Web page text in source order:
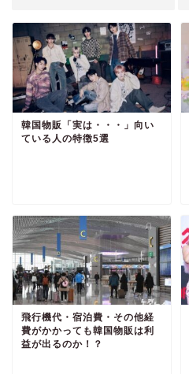
韓国物販「実は・・・」向い
ている人の特徴5選
飛行機代・宿泊費・その他経
費がかかっても韓国物販は利
益が出るのか！？